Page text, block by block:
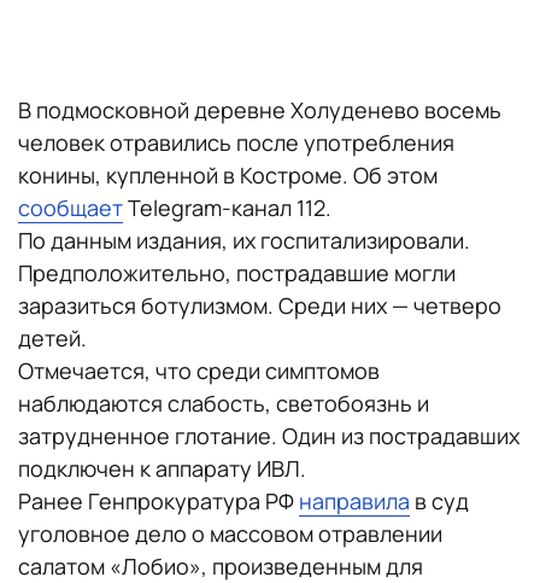
В подмосковной деревне Холуденево восемь
человек отравились после употребления
конины, купленной в Костроме. Об этом
сообщаетTelegram-канал 112.
По данным издания, их госпитализировали.
Предположительно, пострадавшие могли
заразиться ботулизмом. Среди них — четверо
детей.
Отмечается, что среди симптомов
наблюдаются слабость, светобоязнь и
затрудненное глотание. Один из пострадавших
подключен к аппарату ИВЛ.
Ранее Генпрокуратура РФ направила в суд
уголовное дело о массовом отравлении
салатом «Лобио», произведенным для